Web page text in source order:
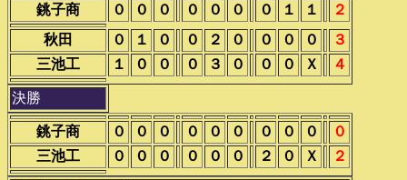
銚子商
０ ０ ０ ０ ０ ０ ０ １ １
２
秋田
０ １ ０ ０ ２ ０ ０ ０ ０
３
三池工
１ ０ ０ ０ ３ ０ ０ ０ Ｘ ４
決勝
銚子商 ０ ０ ０ ０ ０ ０ ０ ０ ０
０
三池工
０ ０ ０ ０ ０ ０ ２ ０ Ｘ ２